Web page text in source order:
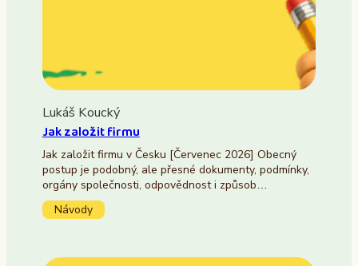
Lukáš Koucký
Jak založit firmu
Jak založit firmu v Česku [Červenec 2026] Obecný
postup je podobný, ale přesné dokumenty, podmínky,
orgány společnosti, odpovědnost i způsob…
Návody